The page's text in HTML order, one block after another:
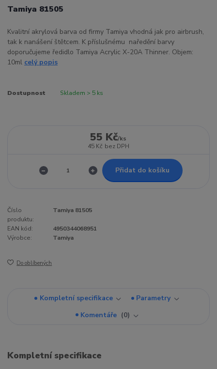
Tamiya 81505
Kvalitní akrylová barva od firmy Tamiya vhodná jak pro airbrush,
tak k nanášení štětcem. K příslušnému naředění barvy
doporučujeme ředidlo Tamiya Acrylic X-20A Thinner. Objem:
10ml celý popis
Dostupnost Skladem > 5 ks
55 Kč/ks
45 Kč bez DPH
Přidat do košíku
Číslo
produktu:
Tamiya 81505
EAN kód:
4950344068951
Výrobce:
Tamiya
Do oblíbených
Kompletní specifikace
Parametry
Komentáře
0
Kompletní specifikace